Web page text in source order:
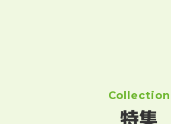
Collection
特集